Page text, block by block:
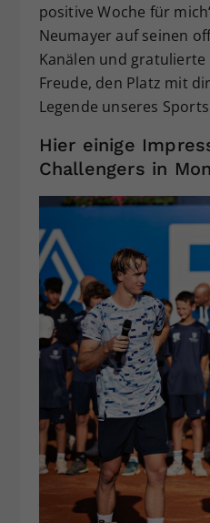
positive Woche für
Neumayer auf seinen
Kanälen und gratulierte
Freude, den Platz mit
Legende unseres
Hier einige
Challengers in